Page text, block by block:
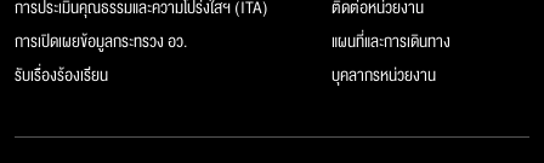
การประเมินคุณธรรมและความโปร่งใสฯ (ITA)
การเปิดเผยข้อมูลกระทรวง อว.
รับเรื่องร้องเรียน
ติดต่อหน่วยงาน
แผนที่และการเดินทาง
บุคลากรหน่วยงาน